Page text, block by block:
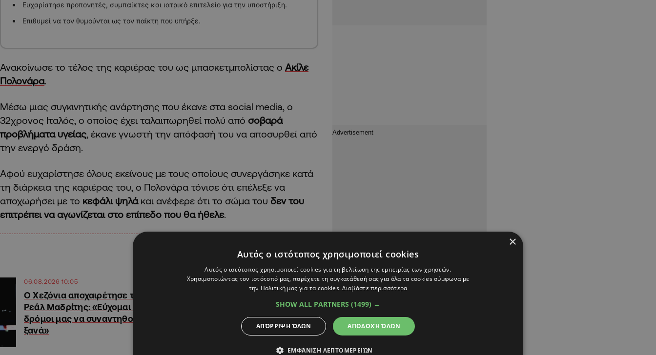
Ευχαρίστησε προπονητές, συμπαίκτες και ιατρικό επιτελείο για την υποστήριξη.
Επιθυμεί να τον θυμούνται ως τον παίκτη που υπήρξε.
Ανακοίνωσε το τέλος της καριέρας του ως μπασκετμπολίστας ο Ακίλε
Πολονάρα.
Μέσω μιας συγκινητικής ανάρτησης που έκανε στα social media, o
32χρονος Ιταλός, ο οποίος έχει ταλαιπωρηθεί πολύ από σοβαρά
προβλήματα υγείας, έκανε γνωστή την απόφασή του να αποσυρθεί από
την ενεργό δράση.
Αφού ευχαρίστησε όλους εκείνους με τους οποίους συνεργάσηκε κατά
τη διάρκεια της καριέρας του, ο Πολονάρα τόνισε ότι επέλεξε να
αποχωρήσει με το κεφάλι ψηλά και ανέφερε ότι το σώμα του δεν του
επιτρέπει να αγωνίζεται στο επίπεδο που θα ήθελε.
06.08.2026 10:05
Ο Χεζόνια αποχαιρέτησε τη
Ρεάλ Μαδρίτης: «Εύχομαι οι
δρόμοι μας να συναντηθούν
ξανά»
×
Αυτός ο ιστότοπος χρησιμοποιεί cookies
Αυτός ο ιστότοπος χρησιμοποιεί cookies για τη βελτίωση της εμπειρίας των χρηστών.
Χρησιμοποιώντας τον ιστότοπό μας, παρέχετε τη συγκατάθεσή σας για όλα τα cookies σύμφωνα με
την Πολιτική μας για τα cookies.Διαβάστε περισσότερα
SHOW ALL PARTNERS (1499) →
ΑΠΟΔΟΧΉ ΌΛΩΝ
ΑΠΌΡΡΙΨΗ ΌΛΩΝ
ΕΜΦΆΝΙΣΗ ΛΕΠΤΟΜΕΡΕΙΏΝ